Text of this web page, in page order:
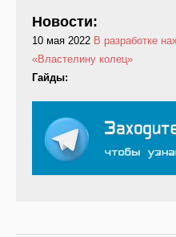
Новости:
10 мая 2022 В разработке
«Властелину колец»
Гайды: